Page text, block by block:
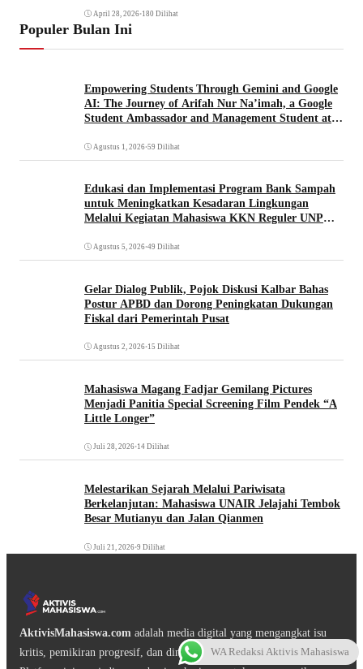
April 28, 2026•180 Dilihat
Populer Bulan Ini
Empowering Students Through Gemini and Google
AI: The Journey of Arifah Nur Na’imah, a Google
Student Ambassador and Management Student at
Agustus 1, 2026•59 Dilihat
Edukasi dan Implementasi Program Bank Sampah
untuk Meningkatkan Kesadaran Lingkungan
Melalui Kegiatan Mahasiswa KKN Reguler UNP
Agustus 5, 2026•49 Dilihat
Gelar Dialog Publik, Pojok Diskusi Kalbar Bahas
Postur APBD dan Dorong Peningkatan Dukungan
Fiskal dari Pemerintah Pusat
Agustus 2, 2026•15 Dilihat
Mahasiswa Magang Fadjar Gemilang Pictures
Menjadi Panitia Special Screening Film Pendek “A
Little Longer”
Juli 28, 2026•14 Dilihat
Melestarikan Sejarah Melalui Pariwisata
Berkelanjutan: Mahasiswa UNAIR Jelajahi Tembok
Besar Mutianyu dan Jalan Qianmen
Juli 21, 2026•9 Dilihat
AktivisMahasiswa.com adalah media digital yang mengangkat isu
kritis, pemikiran progresif, dan dinamika gerakan mahasiswa.
WA Redaksi Aktivis Mahasiswa